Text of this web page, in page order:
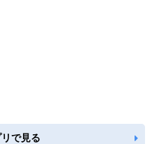
で見る